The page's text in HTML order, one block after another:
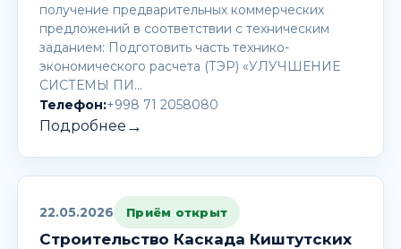
получение предварительных коммерческих
предложений в соответствии с техническим
заданием: Подготовить часть технико-
экономического расчета (ТЭР) «УЛУЧШЕНИЕ
СИСТЕМЫ ПИ…
Телефон:+998 71 2058080
Подробнее →
22.05.2026 Приём открыт
Строительство Каскада Киштутских